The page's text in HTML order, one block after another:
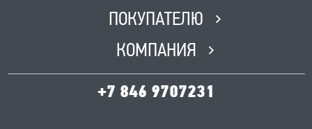
ПОКУПАТЕЛЮ
КОМПАНИЯ
+7 846 9707231